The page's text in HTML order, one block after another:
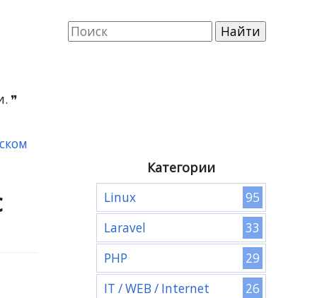
Категории
Linux
95
Laravel
33
PHP
29
IT / WEB / Internet
26